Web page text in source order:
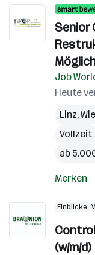
Senior
Job
Heute
Linz,
Vollzeit
ab
Merken
Einblicke
(w/m/d)